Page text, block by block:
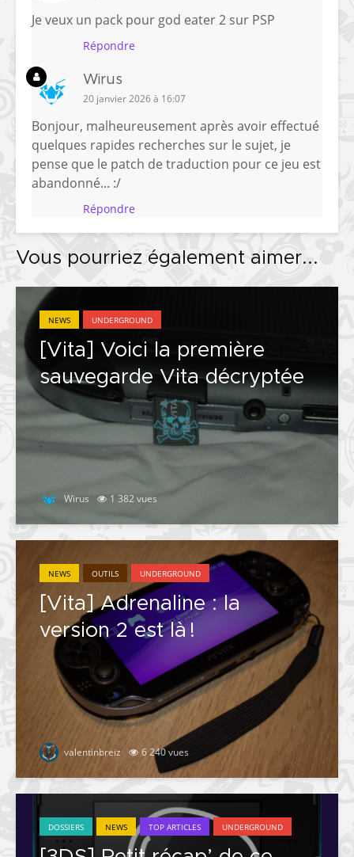
Je veux un pack pour god eater 2 sur PSP
Répondre
Wirus
20 janvier 2026 à 16:07
Bonjour, malheureusement après avoir effectué
quelques rapides recherches sur le sujet, je
pense que le patch de traduction pour ce jeu est
abandonné... :/
Répondre
Vous pourriez également aimer...
NEWS UNDERGROUND
[Vita] Voici la première
sauvegarde Vita décryptée
Wirus 1 382 vues
NEWS OUTILS UNDERGROUND
[Vita] Adrenaline : la
version 2 est là !
valentinbreiz 6 240 vues
DOSSIERS NEWS TOP ARTICLES UNDERGROUND